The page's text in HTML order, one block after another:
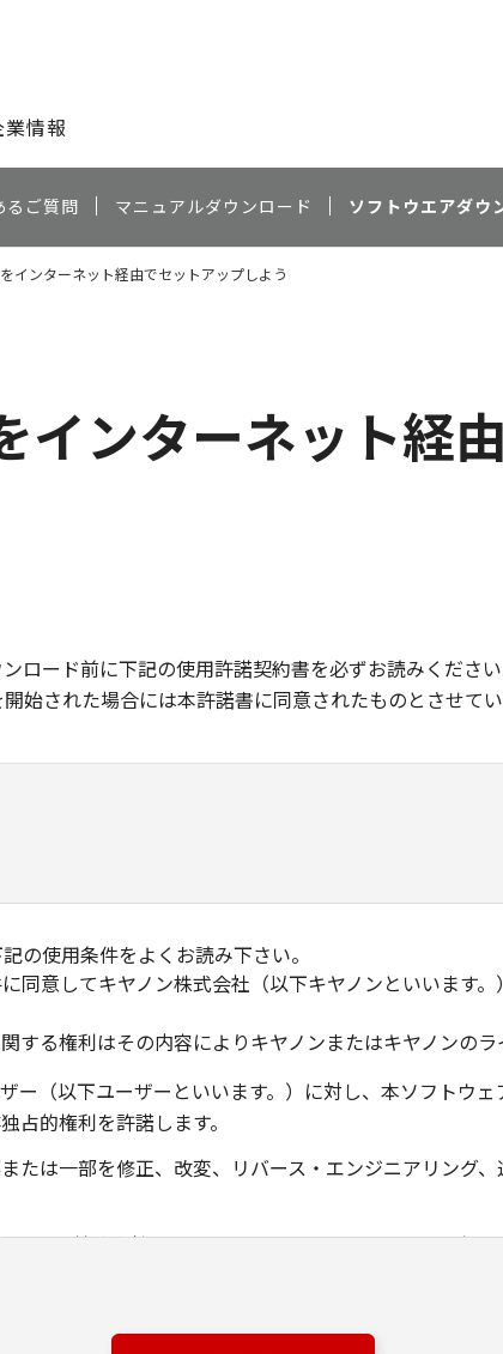
業情報
るご質問 マニュアルダウンロード ソフトウエアダウ
インターネット経由でセットアップしよう
インターネット経
ロード前に下記の使用許諾契約書を必ずお読みください
始された場合には本許諾書に同意されたものとさせてい
の使用条件をよくお読み下さい。
同意してキヤノン株式会社（以下キヤノンといいます
する権利はその内容によりキヤノンまたはキヤノンのラ
ー（以下ユーザーといいます。）に対し、本ソフトウ
占的権利を許諾します。
たは一部を修正、改変、リバース・エンジニアリング
ャパン株式会社およびキヤノンのライセンサーは、本